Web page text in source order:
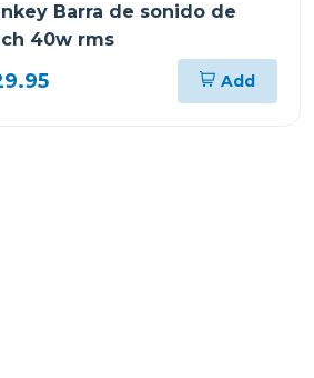
Barra de sonido de
40w rms
Add